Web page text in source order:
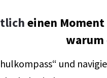
einen
und